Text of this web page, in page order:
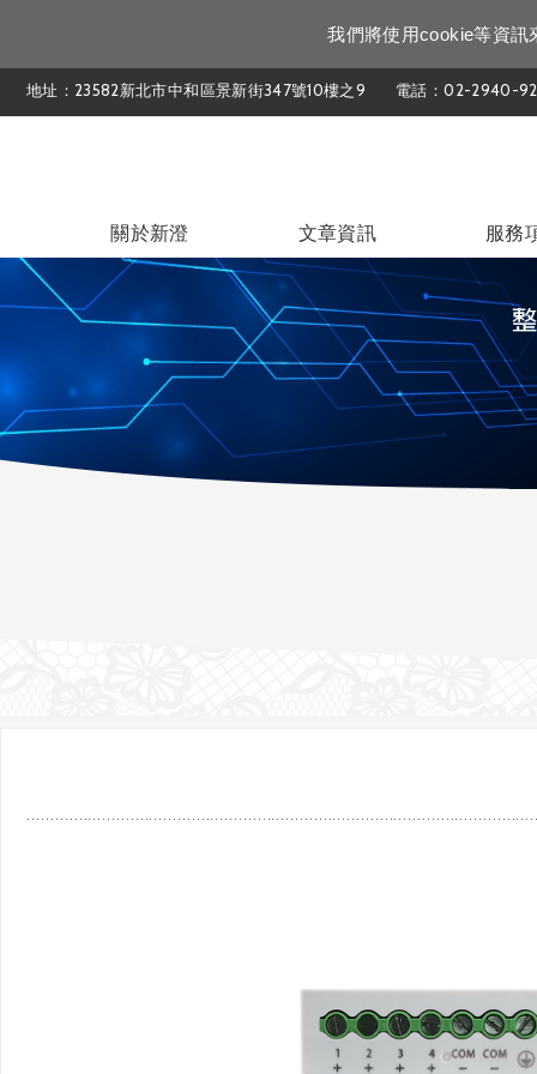
我們將使用cookie等資訊
地址：23582新北市中和區景新街347號10樓之9 電話：02-2940-
關於新澄 文章資訊 服務